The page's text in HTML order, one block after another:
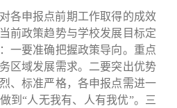
各申报点前期工作取得的成效
前政策趋势与学校发展目标定
一要准确把握政策导向。重点
区域发展需求。二要突出优势
、标准严格，各申报点需进一
到“人无我有、人有我优”。三